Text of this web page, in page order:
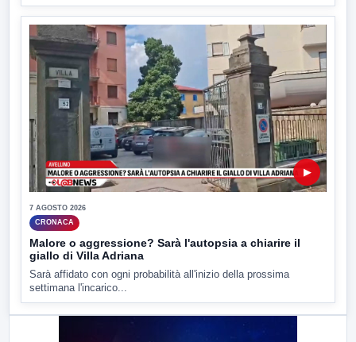
▶
7 AGOSTO 2026
CRONACA
Malore o aggressione? Sarà l'autopsia a chiarire il
giallo di Villa Adriana
Sarà affidato con ogni probabilità all'inizio della prossima
settimana l'incarico...